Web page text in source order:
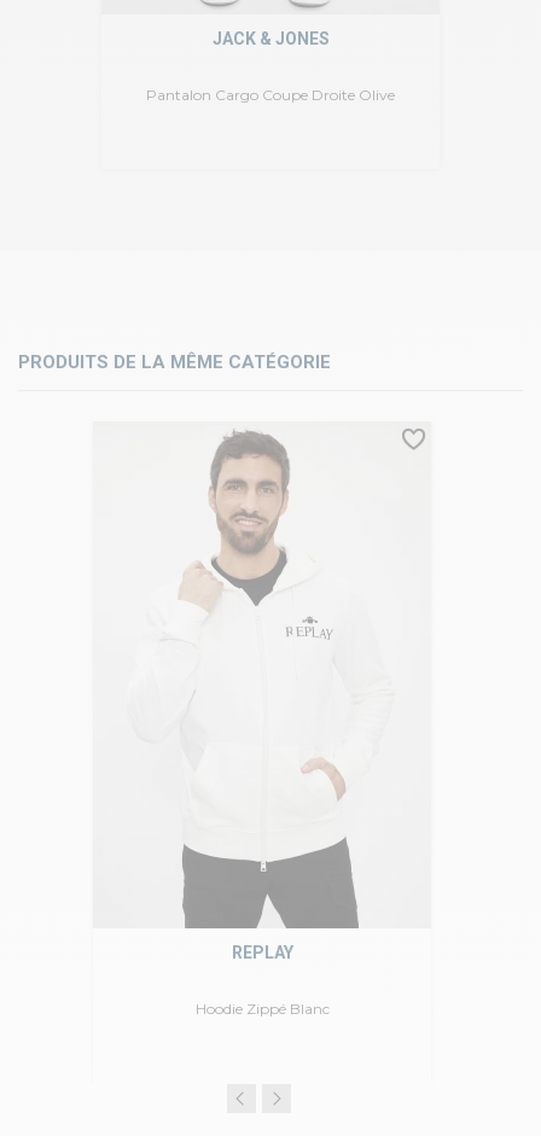
Pantalon Cargo Coupe Droite Olive
JACK & JONES
PRODUITS DE LA MÊME CATÉGORIE
Hoodie Zippé Blanc
REPLAY